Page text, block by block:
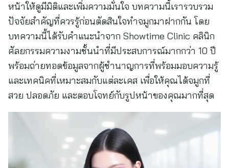
หน้าให้ดูมีมิติและเพิ่มความมั่นใจ บทความนี้เรารวบรวม
ปัจจัยสำคัญที่ควรรู้ก่อนตัดสินใจทำจมูกมาฝากกัน โดย
บทความนี้ได้รับคำแนะนำจาก Showtime Clinic คลินิก
ศัลยกรรมความงามชั้นนำที่มีประสบการณ์มากกว่า 10 ปี
พร้อมถ่ายทอดข้อมูลจากผู้ชำนาญการที่พร้อมมอบความรู้
และเทคนิคที่เหมาะสมกับแต่ละเคส เพื่อให้คุณได้จมูกที่
สวย ปลอดภัย และตอบโจทย์กับรูปหน้าของคุณมากที่สุด